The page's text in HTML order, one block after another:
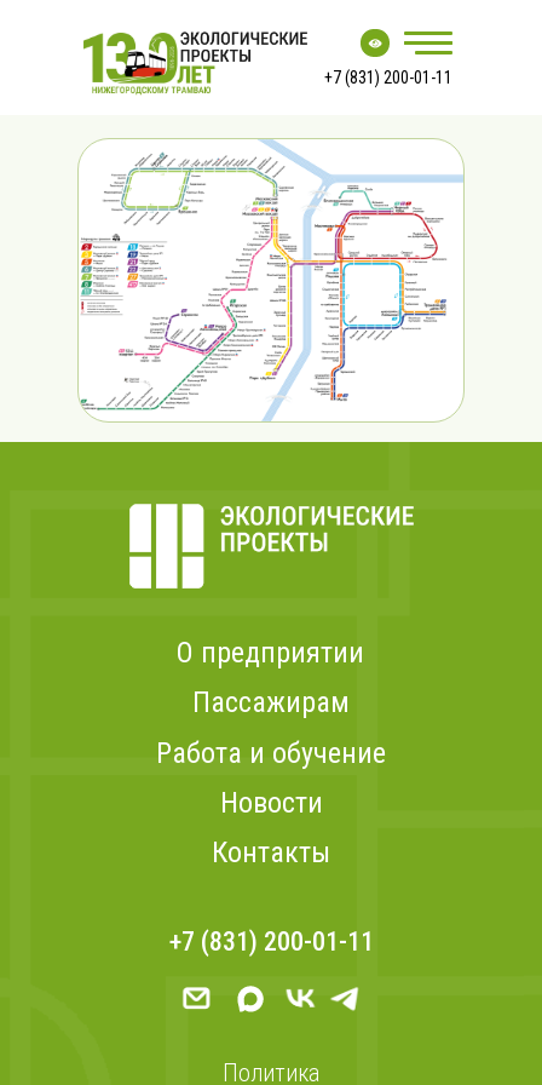
+7 (831) 200-01-11
Политика
О предприятии
Пассажирам
Работа и обучение
Новости
Контакты
+7 (831) 200-01-11